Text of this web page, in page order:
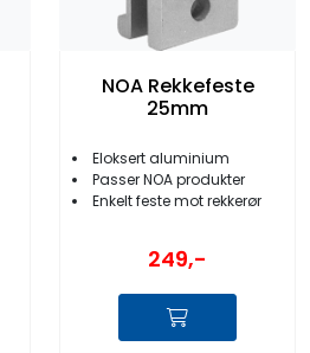
NOA Rekkefeste
25mm
Eloksert aluminium
Passer NOA produkter
Enkelt feste mot rekkerør
249,-